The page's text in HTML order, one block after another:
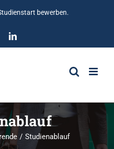
bewerben.
Studienablauf